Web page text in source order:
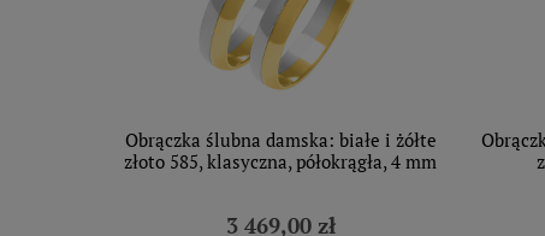
Obrączka ślubna damska: białe i żółte
złoto 585, klasyczna, półokrągła, 4 mm
3 469,00 zł